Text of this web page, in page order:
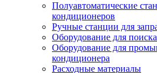
Полуавтоматические
кондиционеров
Ручные станции для
Оборудование для
Оборудование для
кондиционера
Расходные материалы